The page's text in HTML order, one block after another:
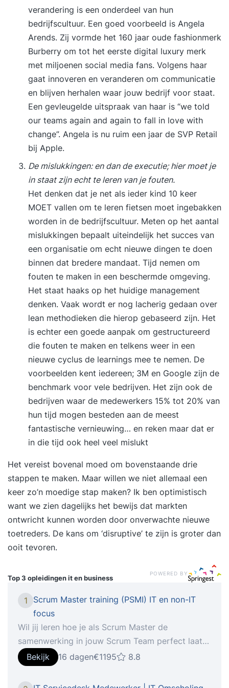
verandering is een onderdeel van hun
bedrijfscultuur. Een goed voorbeeld is Angela
Arends. Zij vormde het 160 jaar oude fashionmerk
Burberry om tot het eerste digital luxury merk
met miljoenen social media fans. Volgens haar
gaat innoveren en veranderen om communicatie
en blijven herhalen waar jouw bedrijf voor staat.
Een gevleugelde uitspraak van haar is “we told
our teams again and again to fall in love with
change”. Angela is nu ruim een jaar de SVP Retail
bij Apple.
De mislukkingen: en dan de executie; hier moet je
in staat zijn echt te leren van je fouten.
Het denken dat je net als ieder kind 10 keer
MOET vallen om te leren fietsen moet ingebakken
worden in de bedrijfscultuur. Meten op het aantal
mislukkingen bepaalt uiteindelijk het succes van
een organisatie om echt nieuwe dingen te doen
binnen dat bredere mandaat. Tijd nemen om
fouten te maken in een beschermde omgeving.
Het staat haaks op het huidige management
denken. Vaak wordt er nog lacherig gedaan over
lean methodieken die hierop gebaseerd zijn. Het
is echter een goede aanpak om gestructureerd
die fouten te maken en telkens weer in een
nieuwe cyclus de learnings mee te nemen. De
voorbeelden kent iedereen; 3M en Google zijn de
benchmark voor vele bedrijven. Het zijn ook de
bedrijven waar de medewerkers 15% tot 20% van
hun tijd mogen besteden aan de meest
fantastische vernieuwing… en reken maar dat er
in die tijd ook heel veel mislukt
Het vereist bovenal moed om bovenstaande drie
stappen te maken. Maar willen we niet allemaal een
keer zo’n moedige stap maken? Ik ben optimistisch
want we zien dagelijks het bewijs dat markten
ontwricht kunnen worden door onverwachte nieuwe
toetreders. De kans om ‘disruptive’ te zijn is groter dan
ooit tevoren.
Top 3 opleidingenit en business
POWERED BY
1
Scrum Master training (PSMI) IT en non-IT
focus
Wil jij leren hoe je als Scrum Master de
samenwerking in jouw Scrum Team perfect laat
lopen? In deze 2-daagse gecertificeerde Scrum
Master training (PSMI) leer je alles wat je nodig
hebt. Wil jij leren hoe je als Scrum Master de
Bekijk 16 dagen€1195 8.8